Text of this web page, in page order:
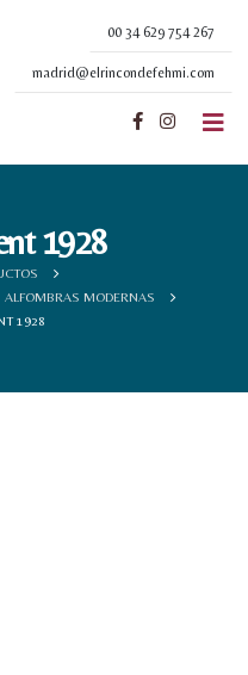
00 34 629 754 267
madrid@elrincondefehmi.com
1928
ALFOMBRAS MODERNAS
1928